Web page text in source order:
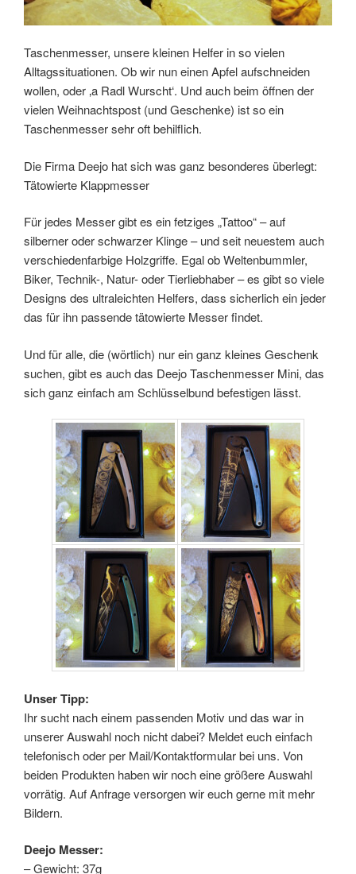
Taschenmesser, unsere kleinen Helfer in so vielen
Alltagssituationen. Ob wir nun einen Apfel aufschneiden
wollen, oder ‚a Radl Wurscht‘. Und auch beim öffnen der
vielen Weihnachtspost (und Geschenke) ist so ein
Taschenmesser sehr oft behilflich.
Die Firma Deejo hat sich was ganz besonderes überlegt:
Tätowierte Klappmesser
Für jedes Messer gibt es ein fetziges „Tattoo“ – auf
silberner oder schwarzer Klinge – und seit neuestem auch
verschiedenfarbige Holzgriffe. Egal ob Weltenbummler,
Biker, Technik-, Natur- oder Tierliebhaber – es gibt so viele
Designs des ultraleichten Helfers, dass sicherlich ein jeder
das für ihn passende tätowierte Messer findet.
Und für alle, die (wörtlich) nur ein ganz kleines Geschenk
suchen, gibt es auch das Deejo Taschenmesser Mini, das
sich ganz einfach am Schlüsselbund befestigen lässt.
Unser Tipp:
Ihr sucht nach einem passenden Motiv und das war in
unserer Auswahl noch nicht dabei? Meldet euch einfach
telefonisch oder per Mail/Kontaktformular bei uns. Von
beiden Produkten haben wir noch eine größere Auswahl
vorrätig. Auf Anfrage versorgen wir euch gerne mit mehr
Bildern.
Deejo Messer:
– Gewicht: 37g